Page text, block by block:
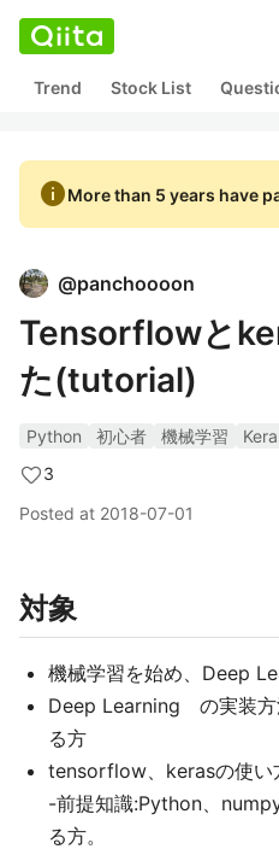
Trend Stock List
infoMore than 5 years have
@panchoooon
Tensorflowと
た(tutorial)
Python 初心者 機械学習
3
Posted at 2018-07-01
対象
機械学習を始め、Deep
Deep Learning の実装方
る方
tensorflow、kerasの使い
-前提知識:Python、
る方。